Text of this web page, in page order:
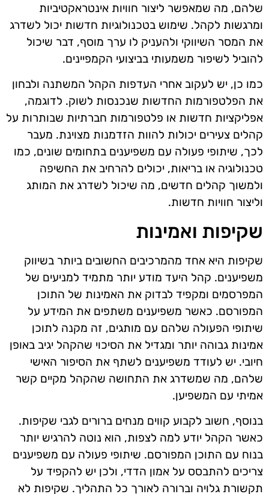
שלהם, מה שמאפשר ליצור חוויות אינטראקטיביות
ומרגשות לקהל. שימוש בטכנולוגיות חדשות יכול לשדרג
את המסר השיווקי ולהעניק לו ערך מוסף, דבר שיכול
להוביל לשיפור משמעותי בביצועי הקמפיינים.
כמו כן, יש לעקוב אחרי העדפות הקהל המשתנה ולבחון
את הפלטפורמות החדשות שנכנסות לשוק. לדוגמה,
אפליקציות חדשות או פלטפורמות חברתיות שבותרות על
קהלים צעירים יכולות להוות הזדמנות מצוינת. מעבר
לכך, שיתופי פעולה עם משפיענים בתחומים שונים, כמו
טכנולוגיה או בריאות, יכולים להרחיב את החשיפה
ולמשוך קהלים חדשים, מה שיכול לשדרג את המותג
וליצור חוויות חדשות.
שקיפות ואמינות
שקיפות היא אחד מהמרכיבים החשובים ביותר בשיווק
משפיענים. קהל היעד מודע יותר מתמיד למניעים של
המפרסמים ומקפיד לבדוק את האמינות של התוכן
המפורסם. כאשר משפיענים משתפים את המידע על
שיתופי הפעולה שלהם עם מותגים, זה מקנה לתוכן
אמינות גבוהה יותר ומגדיל את הסיכוי שהקהל יגיב באופן
חיובי. יש לעודד משפיענים לשתף את הסיפור האישי
שלהם, מה שמשדרג את התחושה שהקהל מקיים קשר
אמיתי עם המשפיען.
בנוסף, חשוב לקבוע קווים מנחים ברורים לגבי שקיפות.
כאשר הקהל יודע למה לצפות, הוא נוטה להרגיש יותר
בנוח עם התוכן המפורסם. שיתופי פעולה עם משפיענים
צריכים להתבסס על אמון הדדי, ולכן יש להקפיד על
תקשורת גלויה וברורה לאורך כל התהליך. שקיפות לא